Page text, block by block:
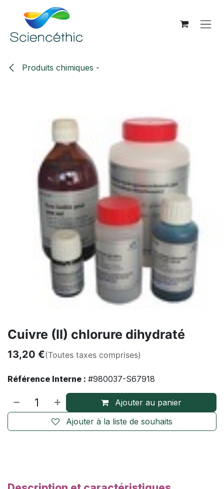
Se rendre au contenu
Produits chimiques -
Cuivre (II) chlorure dihydraté
13,20 €(Toutes taxes comprises)
Référence Interne : #980037-S67918
Ajouter au panier
Ajouter à la liste de souhaits